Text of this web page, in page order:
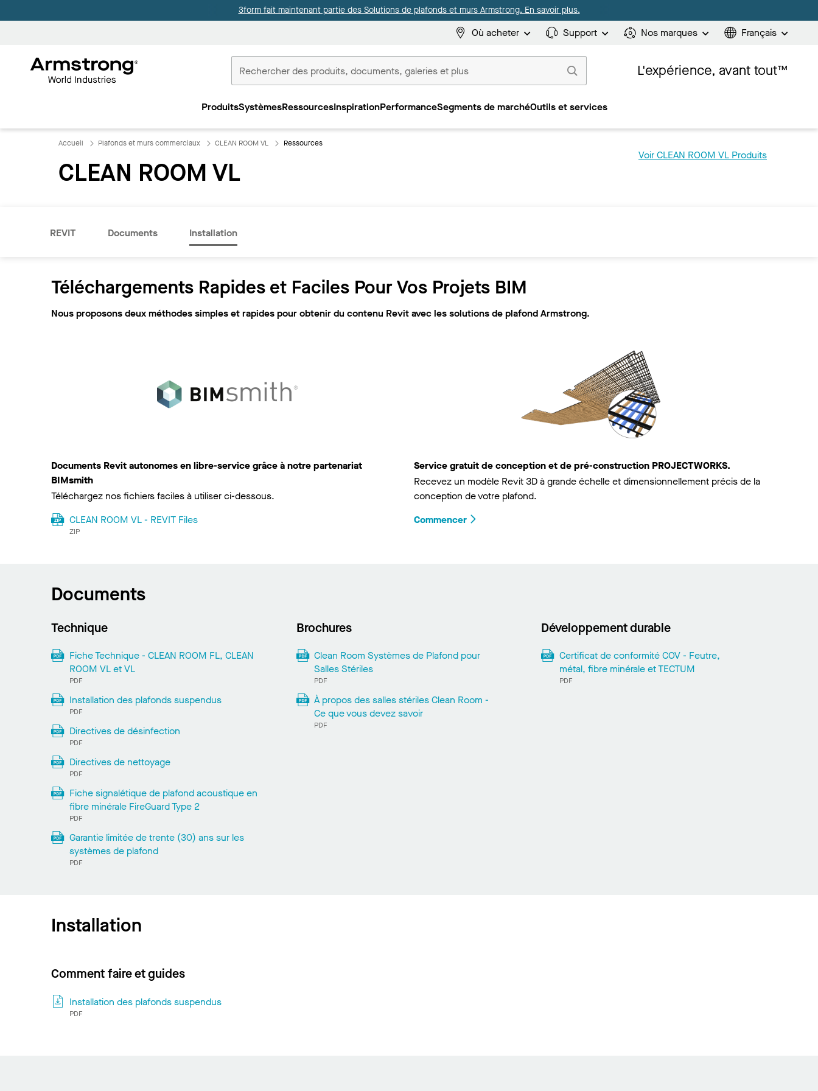
3form fait maintenant partie des Solutions de plafonds et murs Armstrong. En savoir plus.
Où acheter Support Nos marques Français
Commerciaux
L'expérience, avant tout™
ProduitsSystèmesRessourcesInspirationPerformanceSegments de marchéOutils et services
Accueil Plafonds et murs commerciaux CLEAN ROOM VL Ressources
CLEAN ROOM VL
Voir CLEAN ROOM VL Produits
REVIT Documents Installation
Téléchargements Rapides et Faciles Pour Vos Projets BIM
Nous proposons deux méthodes simples et rapides pour obtenir du contenu Revit avec les solutions de plafond Armstrong.
Documents Revit autonomes en libre-service grâce à notre partenariat
BIMsmith
Téléchargez nos fichiers faciles à utiliser ci-dessous.
CLEAN ROOM VL - REVIT Files
ZIP
Service gratuit de conception et de pré-construction PROJECTWORKS.
Recevez un modèle Revit 3D à grande échelle et dimensionnellement précis de la
conception de votre plafond.
Commencer
Documents
Technique
Fiche Technique - CLEAN ROOM FL, CLEAN
ROOM VL et VL
PDF
Installation des plafonds suspendus
PDF
Directives de désinfection
PDF
Directives de nettoyage
PDF
Fiche signalétique de plafond acoustique en
fibre minérale FireGuard Type 2
PDF
Garantie limitée de trente (30) ans sur les
systèmes de plafond
PDF
Brochures
Clean Room Systèmes de Plafond pour
Salles Stériles
PDF
À propos des salles stériles Clean Room -
Ce que vous devez savoir
PDF
Développement durable
Certificat de conformité COV - Feutre,
métal, fibre minérale et TECTUM
PDF
Installation
Comment faire et guides
Installation des plafonds suspendus
PDF